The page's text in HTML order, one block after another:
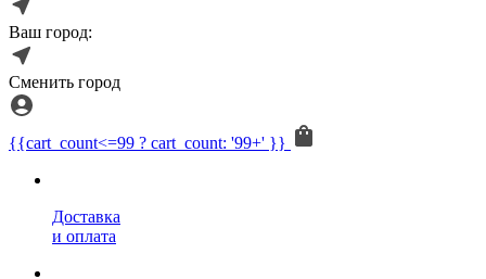
Ваш город:
Сменить город
{{cart_count<=99 ? cart_count: '99+' }}
Доставка
и оплата